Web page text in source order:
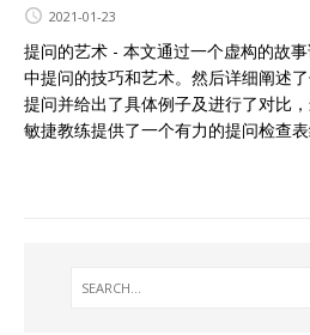
2021-01-23
提问的艺术 - 本文通过一个虚构的故
中提问的技巧和艺术。然后详细阐述
提问并给出了具体例子及进行了对比
敏捷教练提供了一个有力的提问检查表